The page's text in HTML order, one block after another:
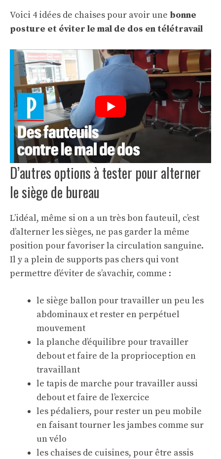
Voici 4 idées de chaises pour avoir une bonne
posture et éviter le mal de dos en télétravail
D’autres options à tester pour alterner
le siège de bureau
L’idéal, même si on a un très bon fauteuil, c’est
d’alterner les sièges, ne pas garder la même
position pour favoriser la circulation sanguine.
Il y a plein de supports pas chers qui vont
permettre d’éviter de s’avachir, comme :
le siège ballon pour travailler un peu les
abdominaux et rester en perpétuel
mouvement
la planche d’équilibre pour travailler
debout et faire de la proprioception en
travaillant
le tapis de marche pour travailler aussi
debout et faire de l’exercice
les pédaliers, pour rester un peu mobile
en faisant tourner les jambes comme sur
un vélo
les chaises de cuisines, pour être assis